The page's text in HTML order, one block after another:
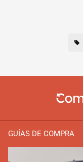
GUÍAS DE COMPRA